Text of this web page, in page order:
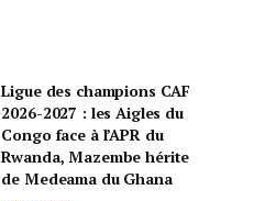
Ligue des champions CAF
2026-2027 : les Aigles du
Congo face à l’APR du
Rwanda, Mazembe hérite
de Medeama du Ghana